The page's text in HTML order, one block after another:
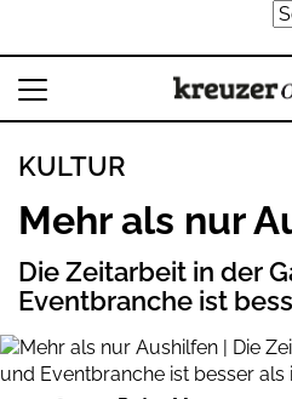
KULTUR
Mehr als nur
Die Zeitarbeit in der
Eventbranche ist